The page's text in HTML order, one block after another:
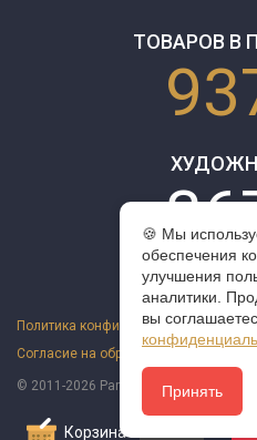
Корзина
ТОВАРОВ В
🍪 Мы
обеспечения
улучшения
аналитики.
вы
Принять
Политика конфиденциальности
Согласие на обработку
© 2011-2026 ParazitaKusok. Все